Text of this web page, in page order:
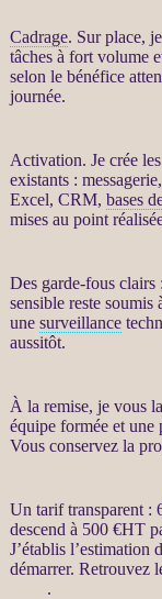
Cadrage. Sur place,
tâches à fort volume
selon le bénéfice
journée.
Activation. Je crée les
existants : messagerie,
Excel, CRM, bases
mises au point
Des garde-fousclairs
sensible reste soumis
une surveillance
aussitôt.
À la remise, je vous
équipe formée et une
Vous conservez la
Un tarif transparent :
descend à 500 €HT
J’établis l’estimation
démarrer. Retrouvez
.